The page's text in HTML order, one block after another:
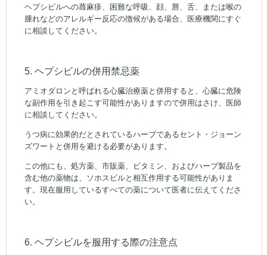
ヘプシビルへの蕁麻疹、困難な呼吸、顔、唇、舌、または喉の
腫れなどのアレルギー反応の徴候がある場合、医療機関にすぐ
に相談してください。
5. ヘプシビルの併用禁忌薬
アミオダロンと呼ばれる心臓治療薬と併用すると、心臓に危険
な副作用を引き起こす可能性がありますので併用はさけ、医師
に相談してください。
うつ病に効果的だとされているハーブであるセント・ジョーン
ズワートと併用を避ける必要があります。
この他にも、処方薬、市販薬、ビタミン、およびハーブ製品を
含む他の薬物は、ソホスビルと相互作用する可能性がありま
す。現在服用しているすべての薬について医者に伝えてくださ
い。
6. ヘプシビルを服用する際の注意点